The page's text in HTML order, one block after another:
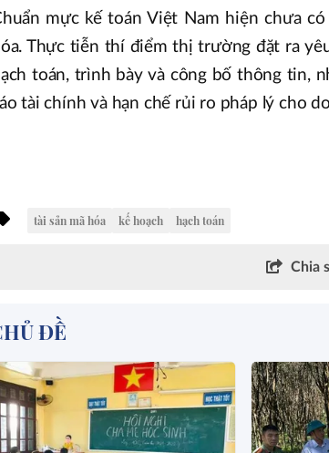
mực kế toán Việt Nam hiện chưa
Thực tiễn thí điểm thị trường đặt ra
toán, trình bày và công bố thông tin,
tài chính và hạn chế rủi ro pháp lý cho
tài sản mã hóa kế hoạch hạch toán
Chia
ĐỀ